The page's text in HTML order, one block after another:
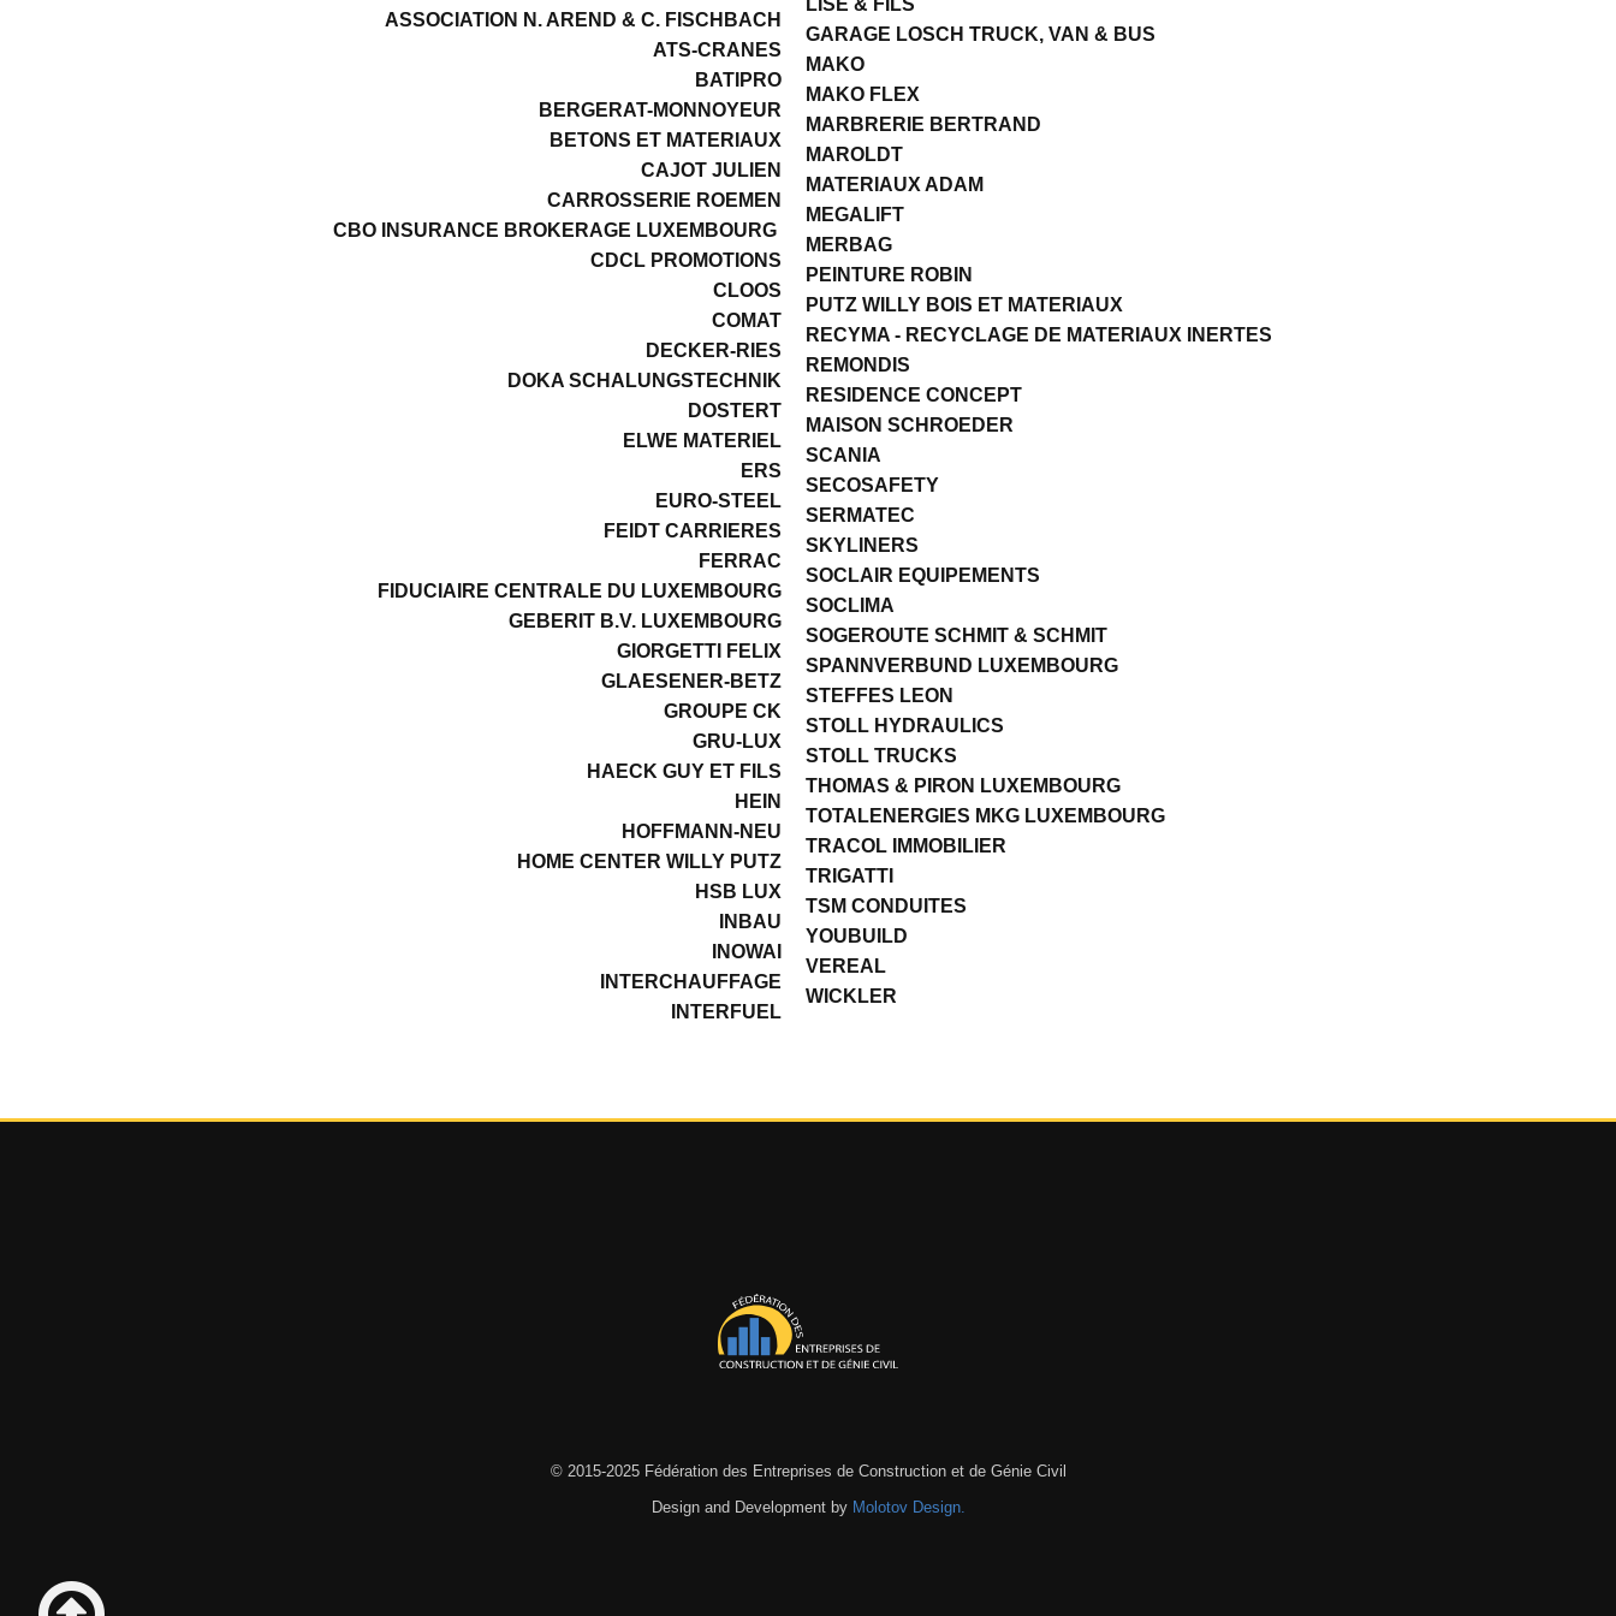
ASSOCIATION N. AREND & C. FISCHBACH
ATS-CRANES
BATIPRO
BERGERAT-MONNOYEUR
BETONS ET MATERIAUX
CAJOT JULIEN
CARROSSERIE ROEMEN
CBO INSURANCE BROKERAGE LUXEMBOURG
CDCL PROMOTIONS
CLOOS
COMAT
DECKER-RIES
DOKA SCHALUNGSTECHNIK
DOSTERT
ELWE MATERIEL
ERS
EURO-STEEL
FEIDT CARRIERES
FERRAC
FIDUCIAIRE CENTRALE DU LUXEMBOURG
GEBERIT B.V. LUXEMBOURG
GIORGETTI FELIX
GLAESENER-BETZ
GROUPE CK
GRU-LUX
HAECK GUY ET FILS
HEIN
HOFFMANN-NEU
HOME CENTER WILLY PUTZ
HSB LUX
INBAU
INOWAI
INTERCHAUFFAGE
INTERFUEL
LISE & FILS
GARAGE LOSCH TRUCK, VAN & BUS
MAKO
MAKO FLEX
MARBRERIE BERTRAND
MAROLDT
MATERIAUX ADAM
MEGALIFT
MERBAG
PEINTURE ROBIN
PUTZ WILLY BOIS ET MATERIAUX
RECYMA - RECYCLAGE DE MATERIAUX INERTES
REMONDIS
RESIDENCE CONCEPT
MAISON SCHROEDER
SCANIA
SECOSAFETY
SERMATEC
SKYLINERS
SOCLAIR EQUIPEMENTS
SOCLIMA
SOGEROUTE SCHMIT & SCHMIT
SPANNVERBUND LUXEMBOURG
STEFFES LEON
STOLL HYDRAULICS
STOLL TRUCKS
THOMAS & PIRON LUXEMBOURG
TOTALENERGIES MKG LUXEMBOURG
TRACOL IMMOBILIER
TRIGATTI
TSM CONDUITES
YOUBUILD
VEREAL
WICKLER
© 2015-2025 Fédération des Entreprises de Construction et de Génie Civil
Design and Development by Molotov Design.